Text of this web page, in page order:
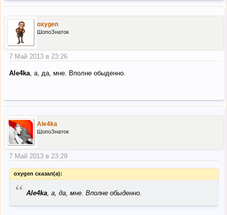
oxygen
ШопоЗнаток
7 Май 2013 в 23:26
Ale4ka , а, да, мне. Вполне обыденно.
Ale4ka
ШопоЗнаток
7 Май 2013 в 23:29
oxygen сказал(а):
“ Ale4ka, а, да, мне. Вполне обыденно.